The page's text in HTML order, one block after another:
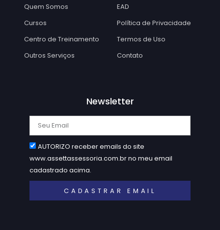
Quem Somos
Cursos
Centro de Treinamento
Outros Serviços
EAD
Política de Privacidade
Termos de Uso
Contato
Newsletter
AUTORIZO receber emails do site
www.assettassessoria.com.br no meu email
cadastrado acima.
CADASTRAR EMAIL